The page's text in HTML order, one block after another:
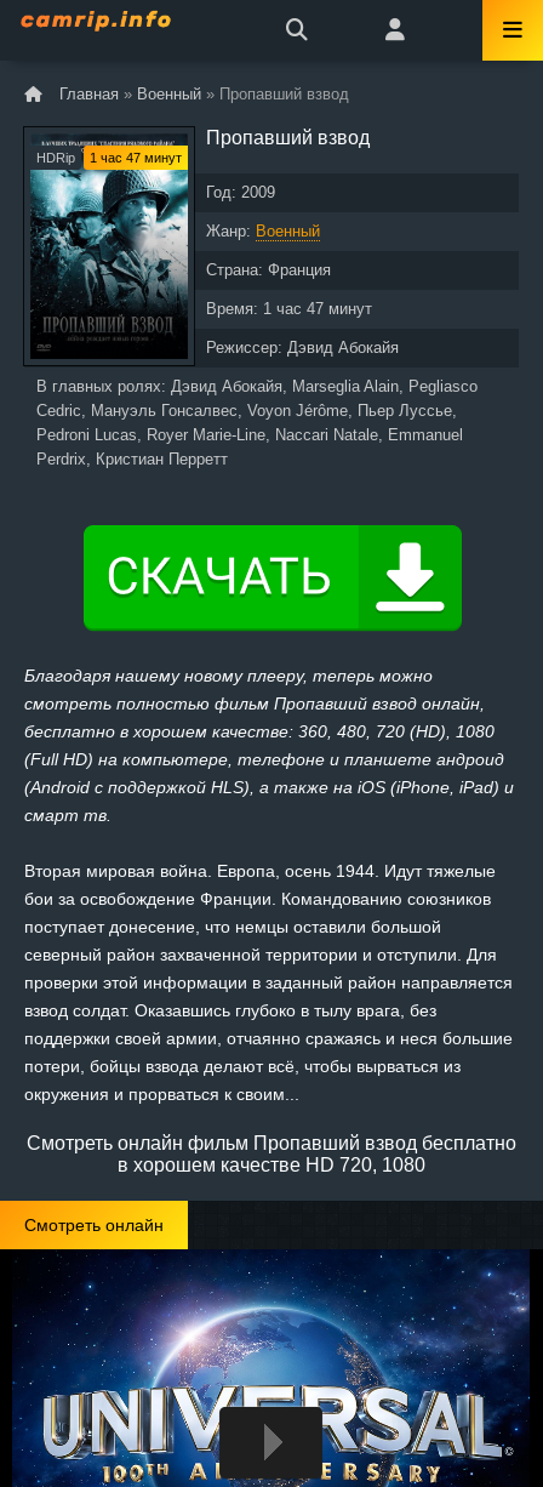
Главная » Военный » Пропавший взвод
HDRip 1 час 47 минут
Пропавший взвод
Год: 2009
Жанр: Военный
Страна: Франция
Время: 1 час 47 минут
Режиссер: Дэвид Абокайя
В главных ролях: Дэвид Абокайя, Marseglia Alain, Pegliasco
Cedric, Мануэль Гонсалвес, Voyon Jérôme, Пьер Луссье,
Pedroni Lucas, Royer Marie-Line, Naccari Natale, Emmanuel
Perdrix, Кристиан Перретт
Благодаря нашему новому плееру, теперь можно
смотреть полностью фильм Пропавший взвод онлайн,
бесплатно в хорошем качестве: 360, 480, 720 (HD), 1080
(Full HD) на компьютере, телефоне и планшете андроид
(Android с поддержкой HLS), а также на iOS (iPhone, iPad) и
смарт тв.
Вторая мировая война. Европа, осень 1944. Идут тяжелые
бои за освобождение Франции. Командованию союзников
поступает донесение, что немцы оставили большой
северный район захваченной территории и отступили. Для
проверки этой информации в заданный район направляется
взвод солдат. Оказавшись глубоко в тылу врага, без
поддержки своей армии, отчаянно сражаясь и неся большие
потери, бойцы взвода делают всё, чтобы вырваться из
окружения и прорваться к своим...
Смотреть онлайн фильм Пропавший взвод бесплатно
в хорошем качестве HD 720, 1080
Смотреть онлайн